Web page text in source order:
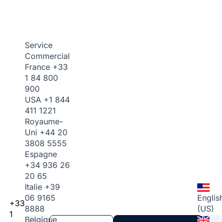
+33
1
Service
Commercial
France +33
1 84 800
900
USA +1 844
411 1221
Royaume-
Uni +44 20
3808 5555
Espagne
+34 936 26
20 65
Italie +39
06 9165
8888
Belgique
(US)